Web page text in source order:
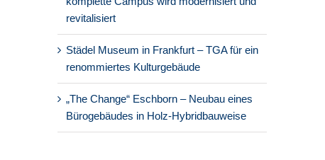
revitalisiert
Städel Museum in Frankfurt – TGA für ein
renommiertes Kulturgebäude
„The Change“ Eschborn – Neubau eines
Bürogebäudes in Holz-Hybridbauweise